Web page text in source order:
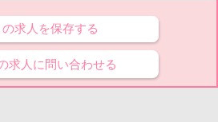
求人を保存する
求人に問い合わせる